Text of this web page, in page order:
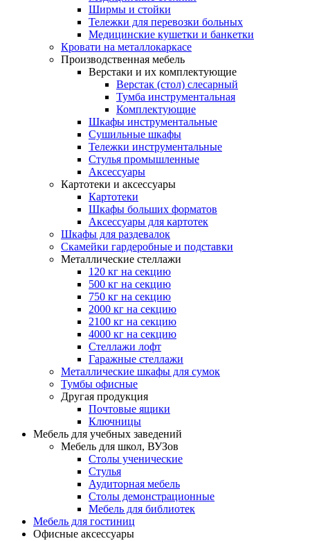
Ширмы и стойки
Тележки для перевозки больных
Медицинские кушетки и банкетки
Кровати на металлокаркасе
Производственная мебель
Верстаки и их комплектующие
Верстак (стол) слесарный
Тумба инструментальная
Комплектующие
Шкафы инструментальные
Сушильные шкафы
Тележки инструментальные
Стулья промышленные
Аксессуары
Картотеки и аксессуары
Картотеки
Шкафы больших форматов
Аксессуары для картотек
Шкафы для раздевалок
Скамейки гардеробные и подставки
Металлические стеллажи
120 кг на секцию
500 кг на секцию
750 кг на секцию
2000 кг на секцию
2100 кг на секцию
4000 кг на секцию
Стеллажи лофт
Гаражные стеллажи
Металлические шкафы для сумок
Тумбы офисные
Другая продукция
Почтовые ящики
Ключницы
Мебель для учебных заведений
Мебель для школ, ВУЗов
Столы ученические
Стулья
Аудиторная мебель
Столы демонстрационные
Мебель для библиотек
Мебель для гостиниц
Офисные аксессуары